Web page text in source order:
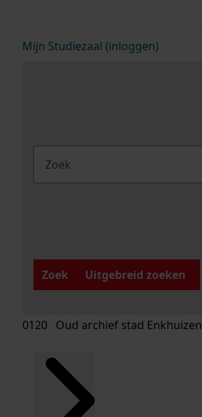
Mijn Studiezaal (inloggen)
Zoek
Uitgebreid zoeken
0120 Oud archief stad Enkhuizen